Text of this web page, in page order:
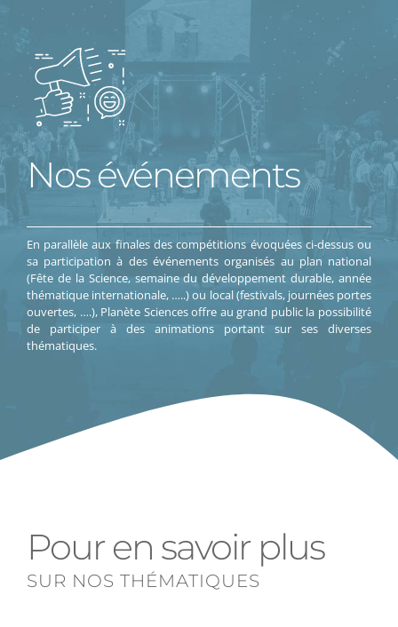
Nos événements
En parallèle aux finales des compétitions évoquées ci-dessus ou
sa participation à des événements organisés au plan national
(Fête de la Science, semaine du développement durable, année
thématique internationale, …..) ou local (festivals, journées portes
ouvertes, ….), Planète Sciences offre au grand public la possibilité
de participer à des animations portant sur ses diverses
thématiques.
Pour en savoir plus
SUR NOS THÉMATIQUES